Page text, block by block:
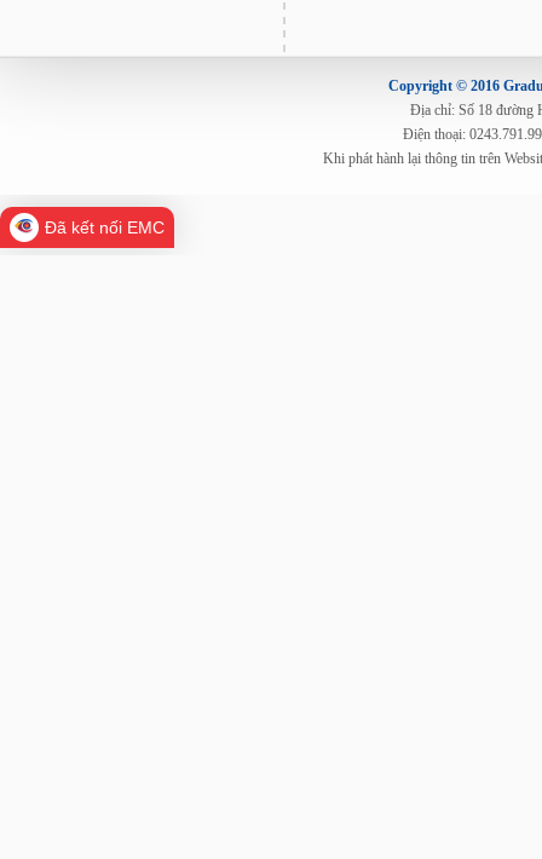
Copyright © 2016
Địa chỉ: Số 18 đường
Điện thoại:
Khi phát hành lại thông tin trên
Đã kết nối EMC